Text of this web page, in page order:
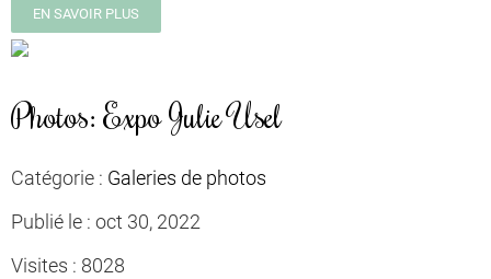
EN SAVOIR PLUS
Photos: Expo Julie Usel
Catégorie : Galeries de photos
Publié le : oct 30, 2022
Visites : 8028